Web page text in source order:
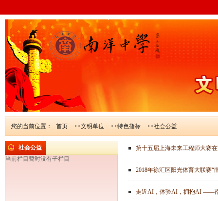
社会公益
当前栏目暂时没有子栏目
您的当前位置： 首页 >>文明单位 >>特色指标 >>社会公益
第十五届上海未来工程师大赛
2018年徐汇区阳光体育大联赛“